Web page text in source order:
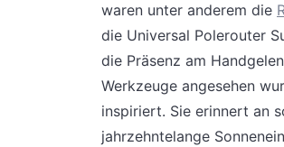
waren unter anderem die
die Universal Polerouter
die Präsenz am
Werkzeuge angesehen
inspiriert. Sie erinnert an
jahrzehntelange